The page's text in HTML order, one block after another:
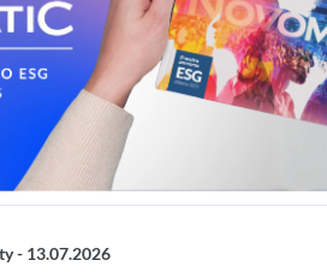
- 13.07.2026